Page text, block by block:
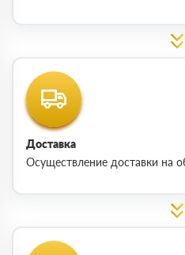
Доставка
Осуществление доставки на